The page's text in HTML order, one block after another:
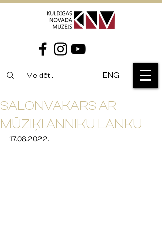
ENG
SALONVAKARS AR
MŪZIĶI ANNIKU LANKU
17.08.2022.